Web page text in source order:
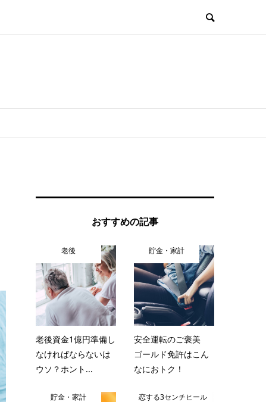
おすすめの記事
老後
老後資金1億円準備し
なければならないは
ウソ？ホント...
貯金・家計
安全運転のご褒美
ゴールド免許はこん
なにおトク！
貯金・家計 恋する3センチヒール